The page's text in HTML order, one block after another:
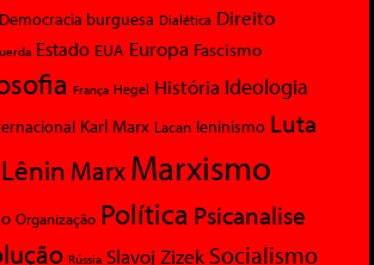
Democracia burguesa Dialética Direito
Estado EUA Europa Fascismo
França Hegel História Ideologia
Karl Marx Lacan leninismo Luta
Lênin MarxMarxismo
Organização Política Psicanalise
Rússia Slavoj Zizek Socialismo